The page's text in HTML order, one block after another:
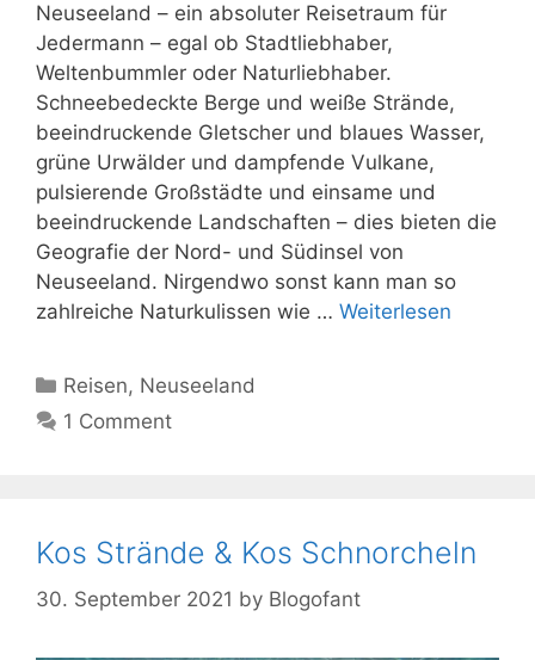
Neuseeland – ein absoluter Reisetraum für
Jedermann – egal ob Stadtliebhaber,
Weltenbummler oder Naturliebhaber.
Schneebedeckte Berge und weiße Strände,
beeindruckende Gletscher und blaues Wasser,
grüne Urwälder und dampfende Vulkane,
pulsierende Großstädte und einsame und
beeindruckende Landschaften – dies bieten die
Geografie der Nord- und Südinsel von
Neuseeland. Nirgendwo sonst kann man so
zahlreiche Naturkulissen wie … Weiterlesen
Kategorien
Reisen, Neuseeland
1 Comment
Kos Strände & Kos Schnorcheln
30. September 2021 by Blogofant